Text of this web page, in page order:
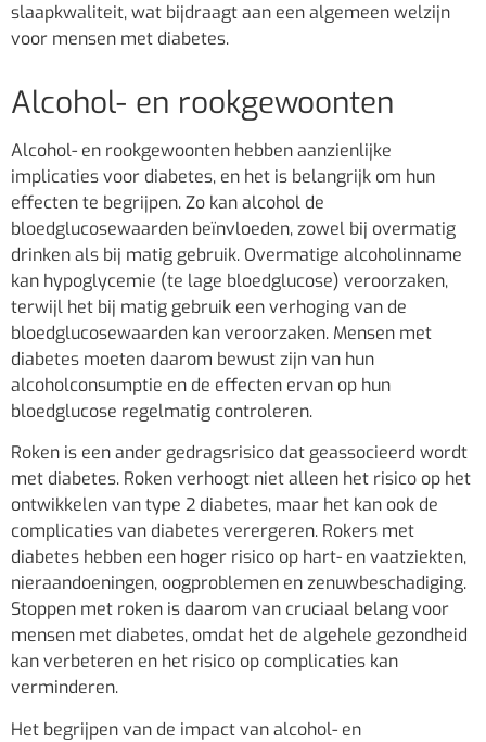
slaapkwaliteit, wat bijdraagt aan een algemeen welzijn
voor mensen met diabetes.
Alcohol- en rookgewoonten
Alcohol- en rookgewoonten hebben aanzienlijke
implicaties voor diabetes, en het is belangrijk om hun
effecten te begrijpen. Zo kan alcohol de
bloedglucosewaarden beïnvloeden, zowel bij overmatig
drinken als bij matig gebruik. Overmatige alcoholinname
kan hypoglycemie (te lage bloedglucose) veroorzaken,
terwijl het bij matig gebruik een verhoging van de
bloedglucosewaarden kan veroorzaken. Mensen met
diabetes moeten daarom bewust zijn van hun
alcoholconsumptie en de effecten ervan op hun
bloedglucose regelmatig controleren.
Roken is een ander gedragsrisico dat geassocieerd wordt
met diabetes. Roken verhoogt niet alleen het risico op het
ontwikkelen van type 2 diabetes, maar het kan ook de
complicaties van diabetes verergeren. Rokers met
diabetes hebben een hoger risico op hart- en vaatziekten,
nieraandoeningen, oogproblemen en zenuwbeschadiging.
Stoppen met roken is daarom van cruciaal belang voor
mensen met diabetes, omdat het de algehele gezondheid
kan verbeteren en het risico op complicaties kan
verminderen.
Het begrijpen van de impact van alcohol- en